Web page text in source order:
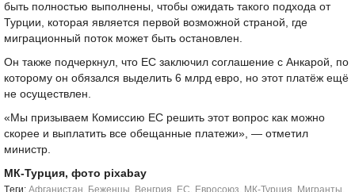
быть полностью выполнены, чтобы ожидать такого подхода от
Турции, которая является первой возможной страной, где
миграционный поток может быть остановлен.
Он также подчеркнул, что ЕС заключил соглашение с Анкарой, по
которому он обязался выделить 6 млрд евро, но этот платёж ещё
не осуществлен.
«Мы призываем Комиссию ЕС решить этот вопрос как можно
скорее и выплатить все обещанные платежи», — отметил
министр.
МК-Турция, фото pixabay
Tеги: Афганистан, Беженцы, Венгрия, ЕС, Евросоюз, МК-Турция, Мигранты,